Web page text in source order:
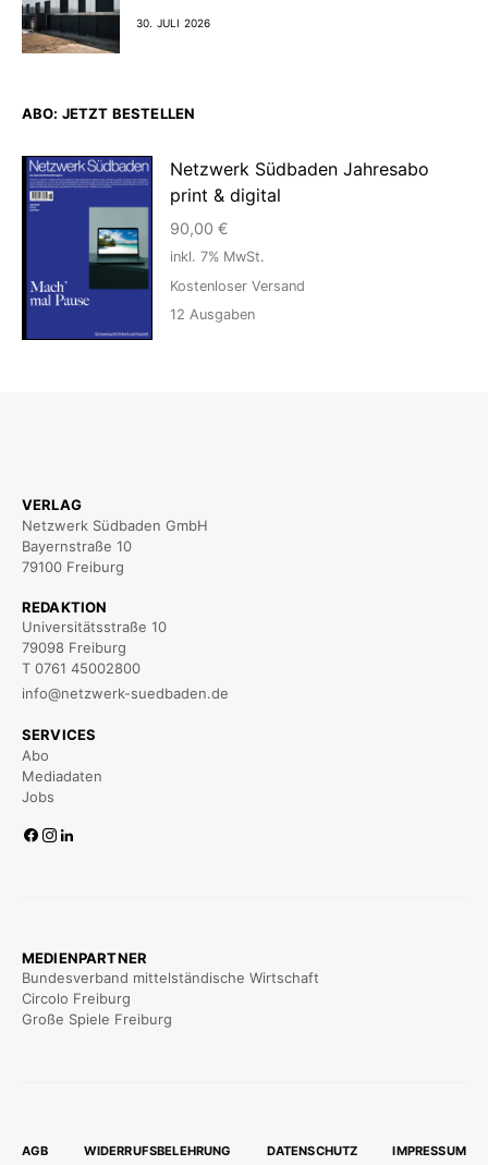
30. JULI 2026
ABO: JETZT BESTELLEN
Netzwerk Südbaden Jahresabo
print & digital
90,00 €
inkl. 7% MwSt.
Kostenloser Versand
12 Ausgaben
VERLAG
Netzwerk Südbaden GmbH
Bayernstraße 10
79100 Freiburg
REDAKTION
Universitätsstraße 10
79098 Freiburg
T 0761 45002800
info@netzwerk-suedbaden.de
SERVICES
Abo
Mediadaten
Jobs
MEDIENPARTNER
Bundesverband mittelständische Wirtschaft
Circolo Freiburg
Große Spiele Freiburg
AGB WIDERRUFSBELEHRUNG DATENSCHUTZ IMPRESSUM